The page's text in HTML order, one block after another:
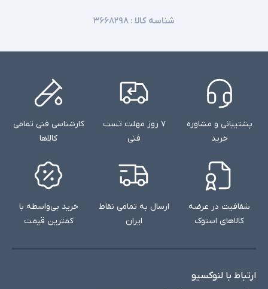
شناسه کالا : ۳۶۶۸۲۹۸
پشتیبانی و مشاوره
خرید
۷ روز مهلت تست
فنی
کارشناسی فنی تمامی
کالاها
شفافیت در عرضه
کالاهای استوک
ارسال به تمامی نقاط
ایران
خرید بی‌واسطه با
کمترین قیمت
ارتباط با لنوکسیو